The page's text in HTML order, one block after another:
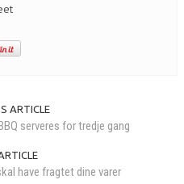
ARTICLE
serveres for tredje gang
have fragtet dine varer